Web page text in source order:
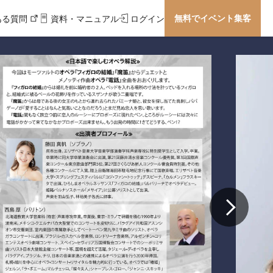
質問 資料・マニュアル ログイン 無料でイベント集客